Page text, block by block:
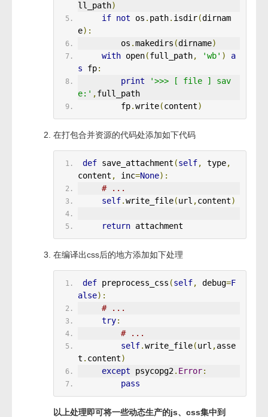
ll_path)
if not os . path. isdir(dirnam
e):
         os
.makedirs (dirname)
with open(full_path, 'wb' )
a
s fp:
print
'>>> [ file ] sav
e:' ,full_path
         fp
.write(content)
在打包合并资源的代码处添加如下代码
def save_attachment (self, type,
content , inc=None):
# ...
self.write_file(url ,content)
return attachment
在编译出css后的地方添加如下处理
def preprocess_css (self, debug=F
alse):
# ...
try:
# ...
self.write_file(url ,asse
t . content)
except psycopg2. Error:
pass
以上处理即可将一些动态生产的js、css集中到